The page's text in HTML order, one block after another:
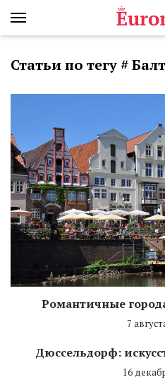
Статьи по тегу #
Романтичные
7
Дюссельдорф:
16